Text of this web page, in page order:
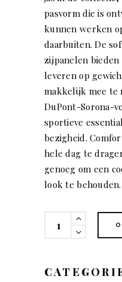
pasvorm die is
kunnen werken
daarbuiten. De
zijpanelen
leveren op
makkelijk mee te
DuPont-Sorona-
sportieve
bezigheid.
hele dag te
genoeg om een
look te behouden.
Bloomsdale